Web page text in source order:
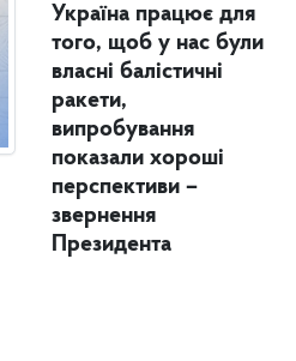
Україна працює для
того, щоб у нас були
власні балістичні
ракети,
випробування
показали хороші
перспективи –
звернення
Президента